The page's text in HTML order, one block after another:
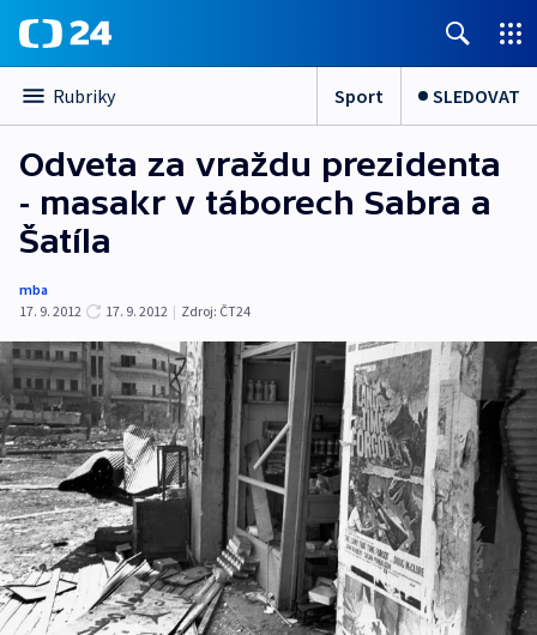
Rubriky Sport SLEDOVAT
Odveta za vraždu prezidenta
- masakr v táborech Sabra a
Šatíla
mba
17. 9. 2012
17. 9. 2012 | Zdroj: ČT24